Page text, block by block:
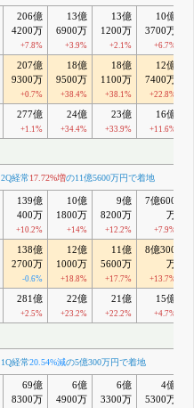
206億
4200万
+7.8%
13億
6900万
+3.9%
13億
1200万
+2.1%
10億
3700万
+6.7%
207億
9300万
+0.7%
18億
9500万
+38.4%
18億
1100万
+38.1%
12億
7400万
+22.8%
277億
+1.1%
24億
+34.4%
23億
+33.9%
16億
+11.6%
2Q経常17.72%増の11億5600万円で着地
139億
400万
+10.2%
10億
1800万
+14%
9億
8200万
+12.2%
7億600
万
+7.9%
138億
2700万
-0.6%
12億
1000万
+18.8%
11億
5600万
+17.7%
8億300
万
+13.7%
281億
+2.5%
22億
+23.2%
21億
+22.2%
15億
+4.7%
1Q経常20.54%減の5億300万円で着地
69億
8300万
6億
4900万
6億
3300万
4億
5300万